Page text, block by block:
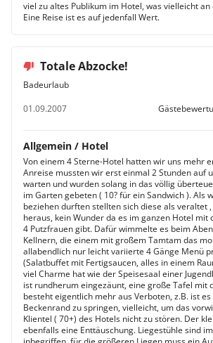
viel zu altes Publikum im Hotel, was vielleicht an
Eine Reise ist es auf jedenfall Wert.
Totale Abzocke!
Badeurlaub
01.09.2007
Allgemein / Hotel
Von einem 4 Sterne-Hotel hatten wir uns mehr
Anreise mussten wir erst einmal 2 Stunden auf
warten und wurden solang in das völlig
im Garten gebeten ( 10? für ein Sandwich ). Als
beziehen durften stellten sich diese als veraltet
heraus, kein Wunder da es im ganzen Hotel mit
4 Putzfrauen gibt. Dafür wimmelte es beim
Kellnern, die einem mit großem Tamtam das
allabendlich nur leicht variierte 4 Gänge Menü
(Salatbuffet mit Fertigsaucen, alles in einem
viel Charme hat wie der Speisesaal einer
ist rundherum eingezäunt, eine große Tafel mit
besteht eigentlich mehr aus Verboten, z.B. ist
Beckenrand zu springen, vielleicht, um das
Klientel ( 70+) des Hotels nicht zu stören. Der
ebenfalls eine Enttäuschung. Liegestühle sind